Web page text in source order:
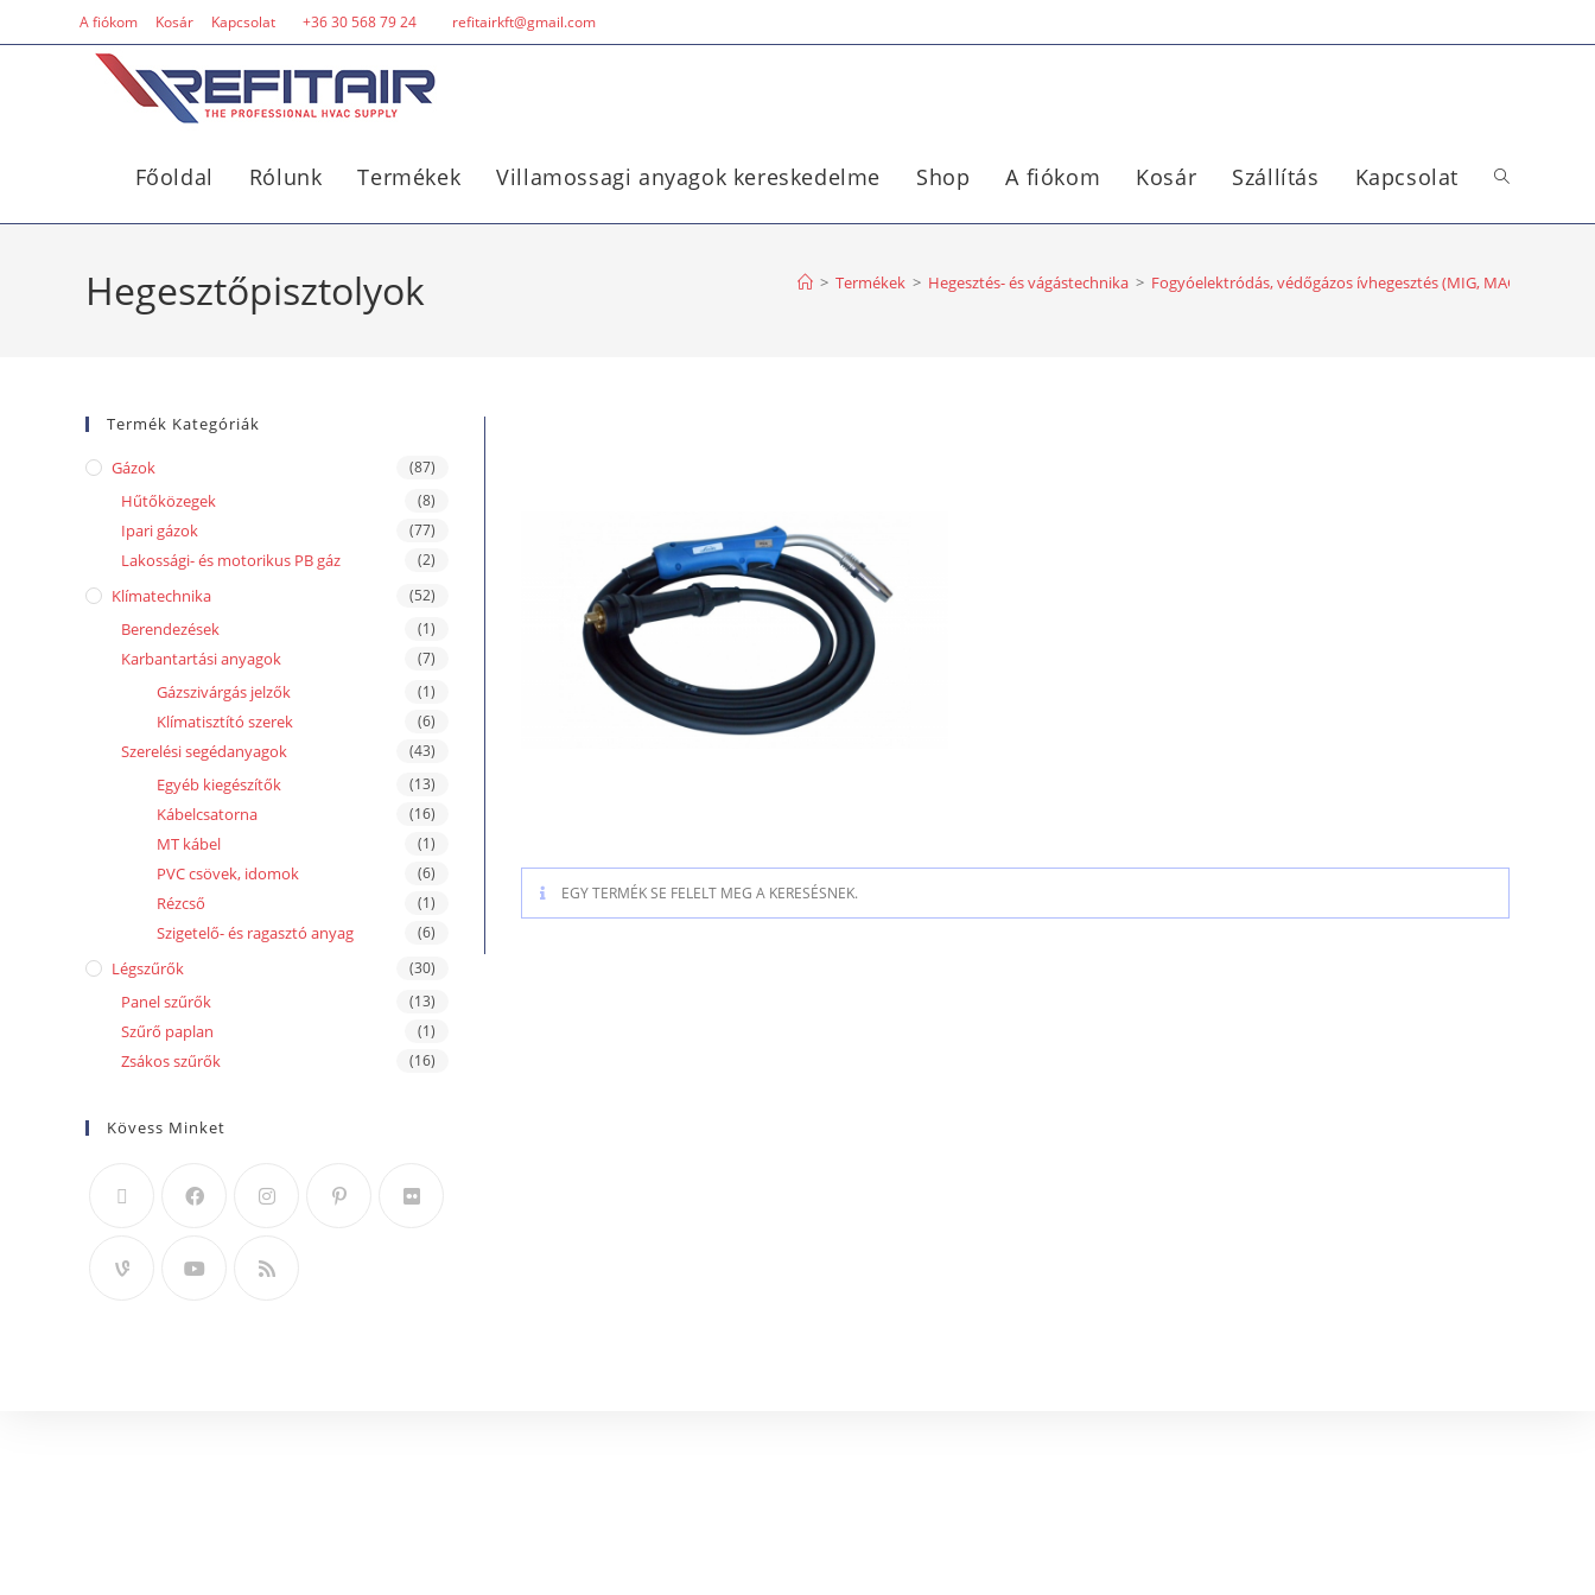
A fiókom Kosár Kapcsolat +36 30 568 79 24 refitairkft@gmail.com
Főoldal Rólunk Termékek Villamossagi anyagok kereskedelme Shop A fiókom Kosár Szállítás Kapcsolat
Hegesztőpisztolyok > Termékek > Hegesztés- és vágástechnika > Fogyóelektródás, védőgázos ívhegesztés (MIG, MAG)
EGY TERMÉK SE FELELT MEG A KERESÉSNEK.
Termék Kategóriák
Gázok (87)
Hűtőközegek (8)
Ipari gázok (77)
Lakossági- és motorikus PB gáz (2)
Klímatechnika (52)
Berendezések (1)
Karbantartási anyagok (7)
Gázszivárgás jelzők (1)
Klímatisztító szerek (6)
Szerelési segédanyagok (43)
Egyéb kiegészítők (13)
Kábelcsatorna (16)
MT kábel (1)
PVC csövek, idomok (6)
Rézcső (1)
Szigetelő- és ragasztó anyag (6)
Légszűrők (30)
Panel szűrők (13)
Szűrő paplan (1)
Zsákos szűrők (16)
Kövess Minket